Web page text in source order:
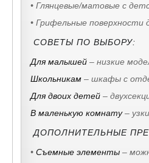
• Глянцевые/матовые с
• Грифельные поверхности
СОВЕТЫ ПО ВЫБОРУ:
Для малышей – низкие
Школьникам – шкафы с
Для двоих детей –
В маленькую комнату–
ДОПОЛНИТЕЛЬНЫЕ
• Съемные элементы –